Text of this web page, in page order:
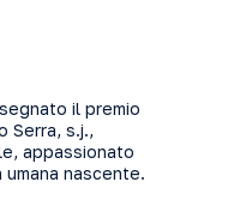
il premio
Serra, s.j.,
appassionato
nascente.